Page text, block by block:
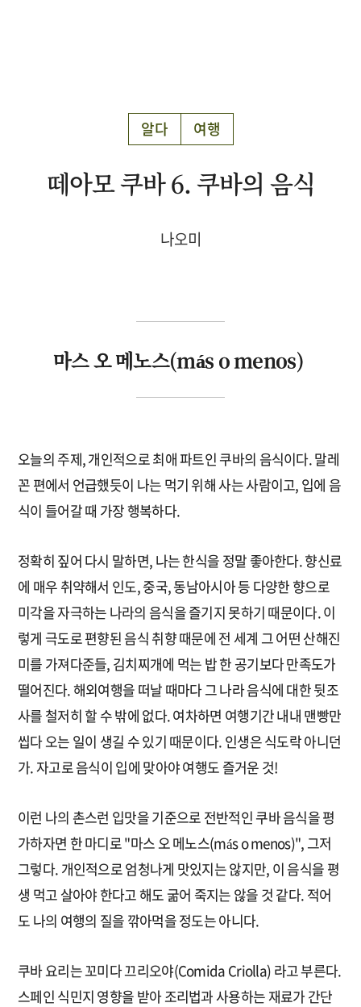
알다 여행
떼아모 쿠바 6. 쿠바의 음식
나오미
마스 오 메노스(más o menos)
오늘의 주제, 개인적으로 최애 파트인 쿠바의 음식이다. 말레
꼰 편에서 언급했듯이 나는 먹기 위해 사는 사람이고, 입에 음
식이 들어갈 때 가장 행복하다.
정확히 짚어 다시 말하면, 나는 한식을 정말 좋아한다. 향신료
에 매우 취약해서 인도, 중국, 동남아시아 등 다양한 향으로
미각을 자극하는 나라의 음식을 즐기지 못하기 때문이다. 이
렇게 극도로 편향된 음식 취향 때문에 전 세계 그 어떤 산해진
미를 가져다준들, 김치찌개에 먹는 밥 한 공기보다 만족도가
떨어진다. 해외여행을 떠날 때마다 그 나라 음식에 대한 뒷조
사를 철저히 할 수 밖에 없다. 여차하면 여행기간 내내 맨빵만
씹다 오는 일이 생길 수 있기 때문이다. 인생은 식도락 아니던
가. 자고로 음식이 입에 맞아야 여행도 즐거운 것!
이런 나의 촌스런 입맛을 기준으로 전반적인 쿠바 음식을 평
가하자면 한 마디로 "마스 오 메노스(más o menos)", 그저
그렇다. 개인적으로 엄청나게 맛있지는 않지만, 이 음식을 평
생 먹고 살아야 한다고 해도 굶어 죽지는 않을 것 같다. 적어
도 나의 여행의 질을 깎아먹을 정도는 아니다.
쿠바 요리는 꼬미다 끄리오야(Comida Criolla) 라고 부른다.
스페인 식민지 영향을 받아 조리법과 사용하는 재료가 간단